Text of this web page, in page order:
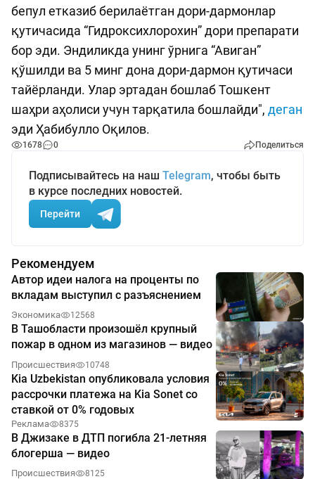
бепул етказиб берилаётган дори-дармонлар
қутичасида “Гидроксихлорохин” дори препарати
бор эди. Эндиликда унинг ўрнига “Авиган”
қўшилди ва 5 минг дона дори-дармон қутичаси
тайёрланди. Улар эртадан бошлаб Тошкент
шаҳри аҳолиси учун тарқатила бошлайди", деган
эди Ҳабибулло Оқилов.
1678 0 Поделиться
Подписывайтесь на наш Telegram, чтобы быть
в курсе последних новостей.
Перейти
Рекомендуем
Автор идеи налога на проценты по
вкладам выступил с разъяснением
Экономика 12568
В Ташобласти произошёл крупный
пожар в одном из магазинов — видео
Происшествия 10748
Kia Uzbekistan опубликовала условия
рассрочки платежа на Kia Sonet со
ставкой от 0% годовых
Реклама 8375
В Джизаке в ДТП погибла 21-летняя
блогерша — видео
Происшествия 8125